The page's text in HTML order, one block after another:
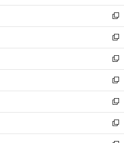
開
く
ウ
で
開
く
ン
ド
ウ
で
開
く
ウ
ィ
ン
ド
ウ
で
開
く
新
し
い
ウ
ィ
ン
ド
ウ
で
開
く
新
し
い
ウ
ィ
ン
ド
ウ
で
開
新
し
い
ウ
ィ
ン
ド
ウ
新
し
い
ウ
ィ
ン
新
し
い
ウ
新
し